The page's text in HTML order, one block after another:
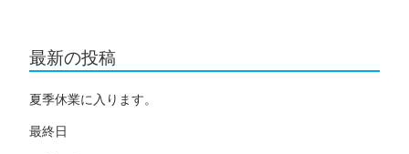
最新の投稿
夏季休業に入ります。
最終日